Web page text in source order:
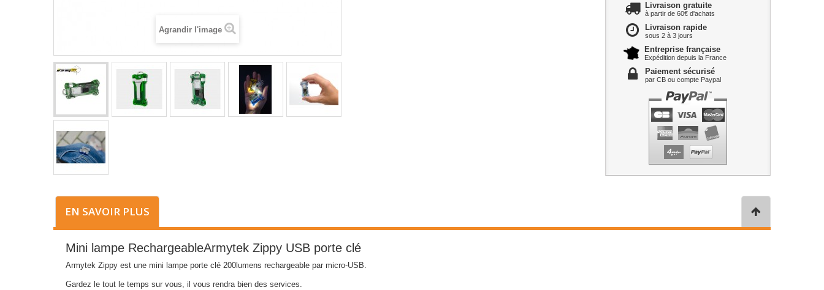
Agrandir l'image
Livraison gratuite
à partir de 60€ d'achats
Livraison rapide
sous 2 à 3 jours
Entreprise française
Expédition depuis la France
Paiement sécurisé
par CB ou compte Paypal
EN SAVOIR PLUS
Mini lampe RechargeableArmytek Zippy USB porte clé
Armytek Zippy est une mini lampe porte clé 200lumens rechargeable par micro-USB.
Gardez le tout le temps sur vous, il vous rendra bien des services.